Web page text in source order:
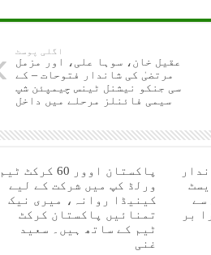
اگلی پوسٹ
عقیل خان، سوہا علی، اور مزمل
مرتضیٰ کی شاندار فتوحات – کے
سی جنکو نیشنل ٹینس چیمپئن شپ
سیمی فائنلز مرحلے میں داخل
سے
بر
پاکستان اوور 60 کرکٹ ٹیم
ورلڈ کپ میں شرکت کے لیے
کینیڈا روانہ، میری نیک
تمنائیں پاکستان کرکٹ
ٹیم کے ساتھ ہیں۔ سعید
غنی